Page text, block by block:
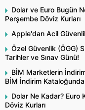
Dolar ve Euro Bugün
Perşembe Döviz Kurları
Apple'dan Acil
Özel Güvenlik (ÖGG)
Tarihler ve Sınav Günü!
BİM Marketlerin
BİM İndirim
Dolar Ne Kadar?
Döviz Kurları